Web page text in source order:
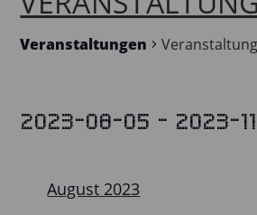
Veranstaltungen Veranstaltung
VERANSTALTUNGEN
2023-08-05 - 2023-
date.August 2023